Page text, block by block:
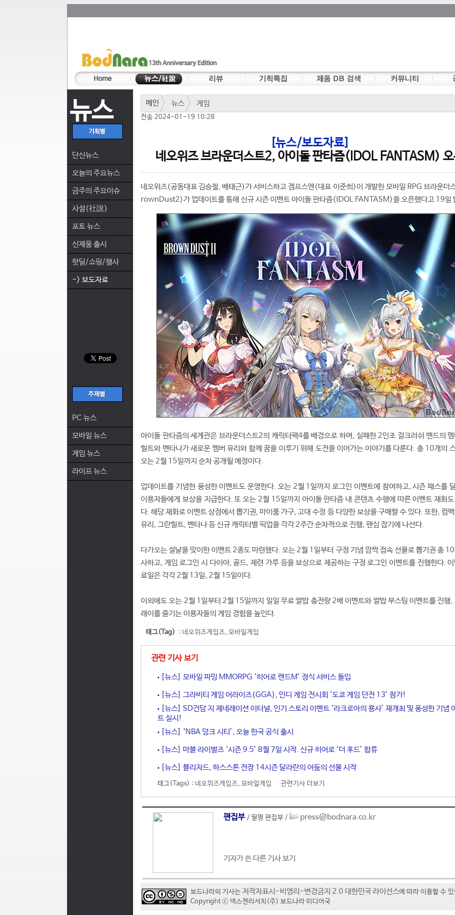
뉴스
단신뉴스
오늘의 주요뉴스
금주의 주요이슈
사설(社說)
포토 뉴스
신제품 출시
핫딜/쇼핑/행사
-> 보도자료
PC 뉴스
모바일 뉴스
게임 뉴스
라이프 뉴스
메인 뉴스 게임
전송 2024-01-19 10:28
[뉴스/보도자료]
네오위즈 브라운더스트2, 아이돌 판타즘(IDOL FANTASM)
네오위즈(공동대표 김승철, 배태근)가 서비스하고 겜프스엔(대표 이준희)이 개발한 모바일 RPG 브라운더
rownDust2)가 업데이트를 통해 신규 시즌 이벤트 아이돌 판타즘(IDOL FANTASM)을 오픈했다고 19일
아이돌 판타즘의 세계관은 브라운더스트2의 캐릭터팩4를 배경으로 하며, 실패한 2인조 걸크러쉬 밴드의
힐트와 벤타나가 새로운 멤버 유리와 함께 꿈을 이루기 위해 도전을 이어가는 이야기를 다룬다. 총 10개의
오는 2월 15일까지 순차 공개될 예정이다.
업데이트를 기념한 풍성한 이벤트도 운영한다. 오는 2월 1일까지 로그인 이벤트에 참여하고, 시즌 패스를
이용자들에게 보상을 지급한다. 또 오는 2월 15일까지 아이돌 판타즘 내 콘텐츠 수행에 따른 이벤트 재화
다. 해당 재화로 이벤트 상점에서 뽑기권, 마이룸 가구, 고대 수정 등 다양한 보상을 구매할 수 있다. 또한, 컴
유리, 그란힐트, 벤타나 등 신규 캐릭터별 픽업을 각각 2주간 순차적으로 진행, 팬심 잡기에 나선다.
다가오는 설날을 맞이한 이벤트 2종도 마련했다. 오는 2월 1일부터 구정 기념 깜짝 접속 선물로 뽑기권 총
사하고, 게임 로그인 시 다이아, 골드, 제련 가루 등을 보상으로 제공하는 구정 로그인 이벤트를 진행한다.
료일은 각각 2월 13일, 2월 15일이다.
이외에도 오는 2월 1일부터 2월 15일까지 일일 무료 쌀밥 충전량 2배 이벤트와 쌀밥 부스팅 이벤트를 진행,
레이를 즐기는 이용자들의 게임 경험을 높인다.
태그(Tag) : 네오위즈게임즈, 모바일게임
관련 기사 보기
[뉴스] 모바일 파밍 MMORPG ‘히어로 랜드M’ 정식 서비스 돌입
[뉴스] 그라비티 게임 어라이즈(GGA), 인디 게임 전시회 ‘도쿄 게임 던전 13’ 참가!
[뉴스] SD건담 지 제네레이션 이터널, 인기 스토리 이벤트 ‘라크로아의 용사’ 재개최 및 풍성한 기념
트 실시!
[뉴스] ‘NBA 덩크 시티’, 오늘 한국 공식 출시
[뉴스] 마블 라이벌즈 ‘시즌 9.5’ 8월 7일 시작. 신규 히어로 ‘더 후드’ 합류
[뉴스] 블리자드, 하스스톤 전장 14시즌 달라란의 어둠의 선물 시작
태그(Tags) : 네오위즈게임즈, 모바일게임 관련기사 더보기
편집부 / 필명 편집부 / press@bodnara.co.kr
기자가 쓴 다른 기사 보기
보드나라의 기사는 저작자표시-비영리-변경금지 2.0 대한민국 라이선스에 따라 이용할 수
Copyright ⓒ 넥스젠리서치(주) 보드나라 미디어국